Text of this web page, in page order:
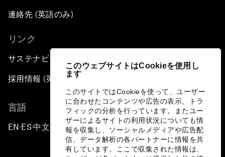
このウェブサイトはCookieを使用し
ます
このサイトではCookieを使って、ユーザー
に合わせたコンテンツや広告の表示、トラ
フィックの分析を行っています。またユー
ザーによるサイトの利用状況についても情
報を収集し、ソーシャルメディアや広告配
信、データ解析の各パートナーに情報を共
有しています。ここで収集された情報は、
連絡先 (英語のみ)
リンク
サステナビリティへの取り組み
採用情報 (英語のみ)
言語
EN ▪ES▪中文▪ 日本語